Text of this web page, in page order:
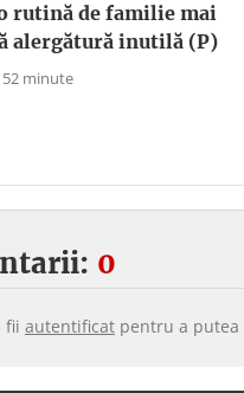
rutină de familie mai
alergătură inutilă (P)
minute
0
fii autentificat pentru a putea